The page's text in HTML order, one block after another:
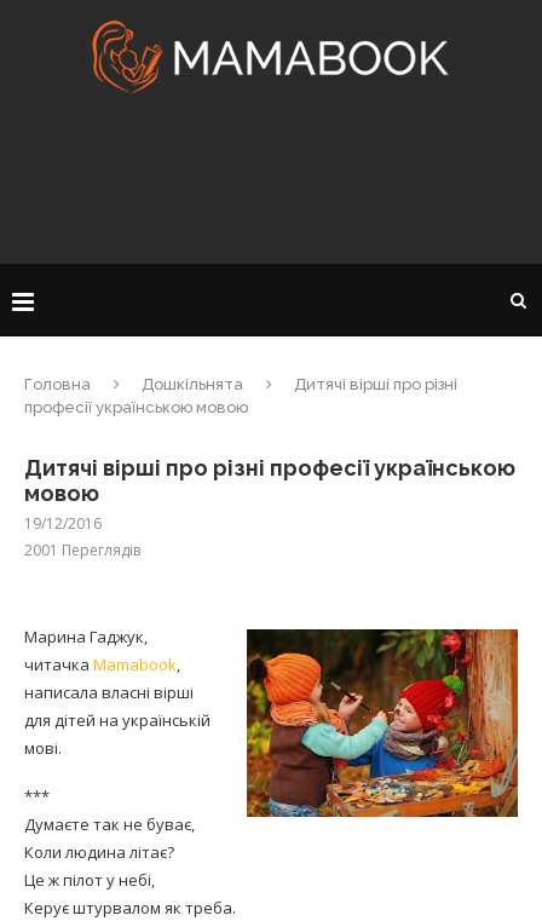
Головна Дошкільнята
Дитячі вірші про різні
професії українською мовою
Дитячі вірші про різні професії українською
мовою
19/12/2016
2001 Переглядів
Марина Гаджук,
читачка Mamabook,
написала власні вірші
для дітей на українській
мові.
***
Думаєте так не буває,
Коли людина літає?
Це ж пілот у небі,
Керує штурвалом як треба.